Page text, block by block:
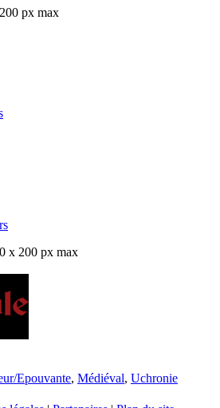
px max
x 200 px max
Epouvante, Médiéval, Uchronie